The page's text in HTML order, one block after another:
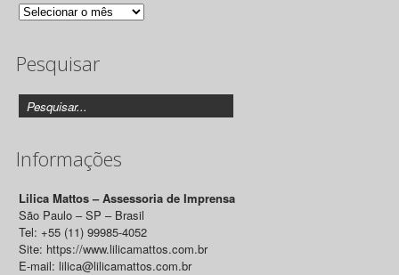
Arquivo
Releases
Pesquisar
Informações
Lilica Mattos – Assessoria de Imprensa
São Paulo – SP – Brasil
Tel: +55 (11) 99985-4052
Site: https://www.lilicamattos.com.br
E-mail: lilica@lilicamattos.com.br